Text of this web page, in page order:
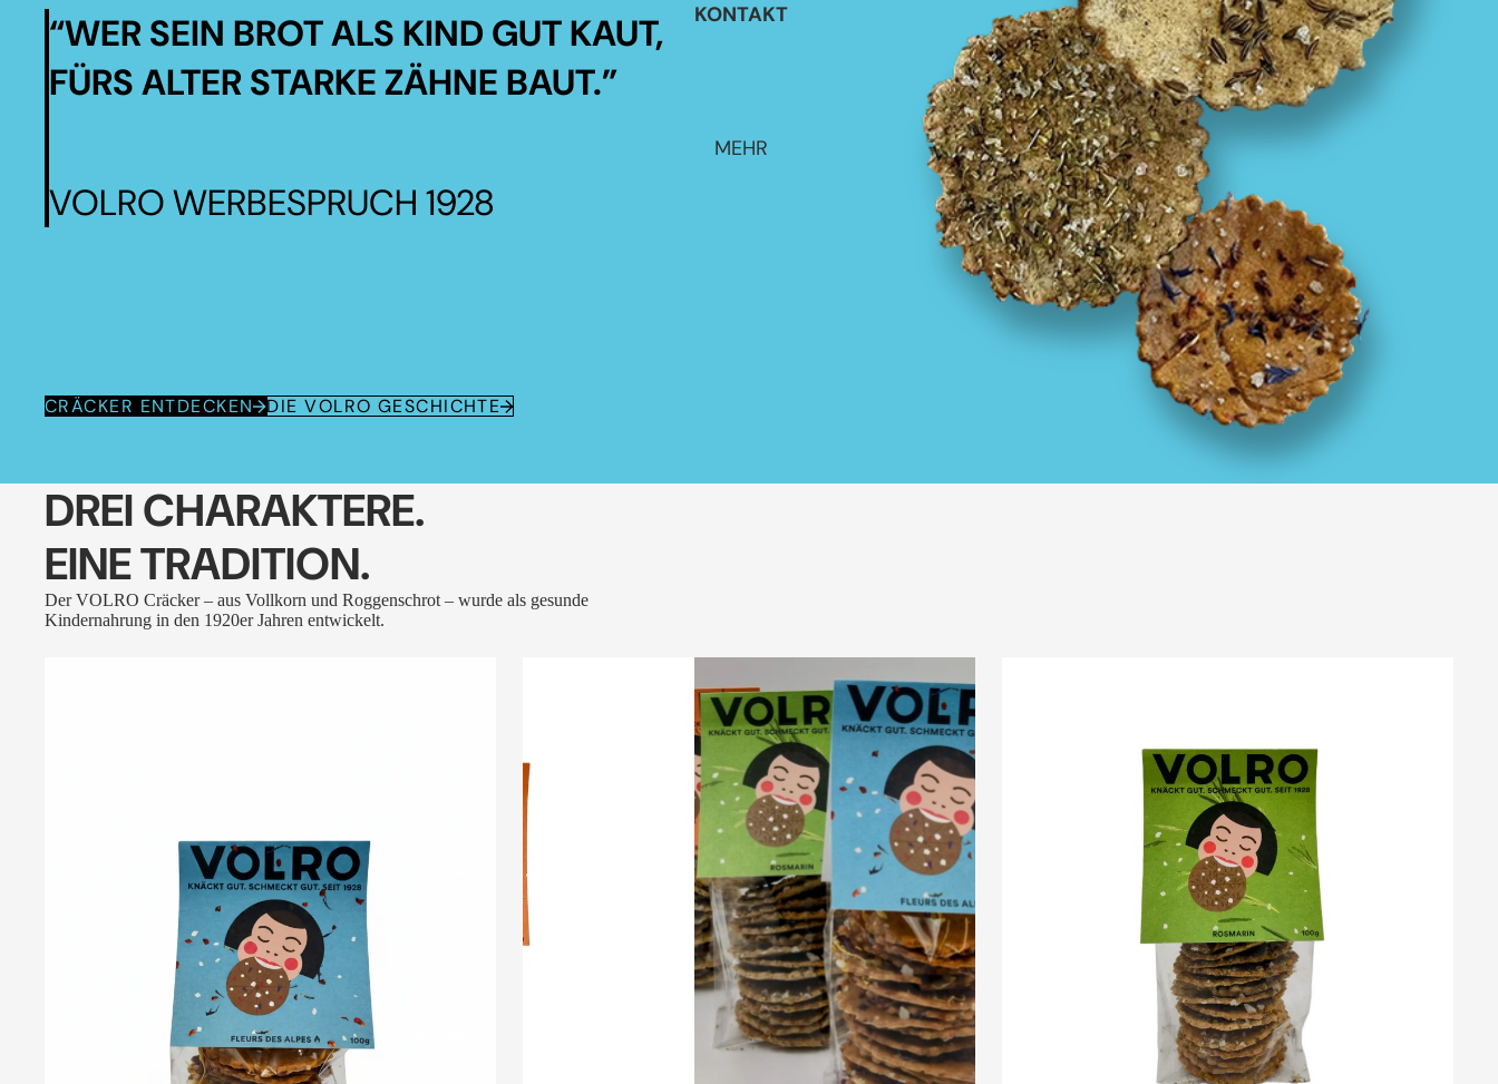
KONTAKT
MEHR
“WER SEIN BROT ALS KIND GUT KAUT,
FÜRS ALTER STARKE ZÄHNE BAUT.”
VOLRO WERBESPRUCH 1928
CRÄCKER ENTDECKEN DIE VOLRO GESCHICHTE
DREI CHARAKTERE.
EINE TRADITION.
Der VOLRO Cräcker – aus Vollkorn und Roggenschrot – wurde als gesunde
Kindernahrung in den 1920er Jahren entwickelt.